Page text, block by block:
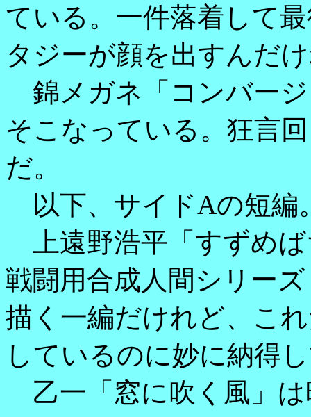
ている。一件落着して
タジーが顔を出すんだ
錦メガネ「コンバー
そこなっている。狂言
だ。
以下、サイドAの短編
上遠野浩平「すずめ
戦闘用合成人間シリー
描く一編だけれど、こ
しているのに妙に納得
乙一「窓に吹く風」